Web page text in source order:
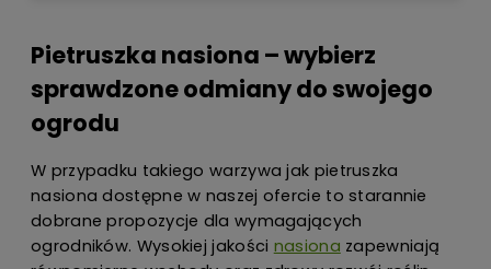
Pietruszka nasiona – wybierz
sprawdzone odmiany do swojego
ogrodu
W przypadku takiego warzywa jak pietruszka
nasiona dostępne w naszej ofercie to starannie
dobrane propozycje dla wymagających
ogrodników. Wysokiej jakości nasiona zapewniają